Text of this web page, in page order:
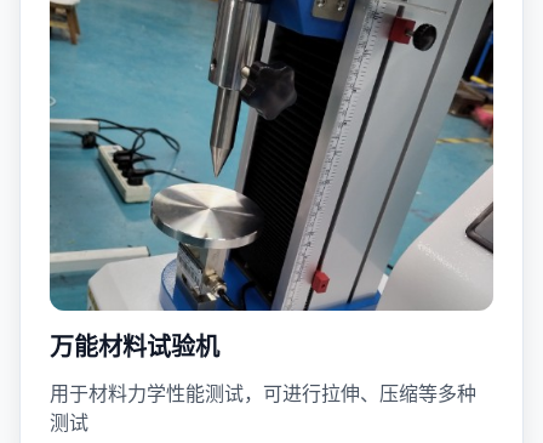
万能材料试验机
用于材料力学性能测试，可进行拉伸、压缩等多种
测试